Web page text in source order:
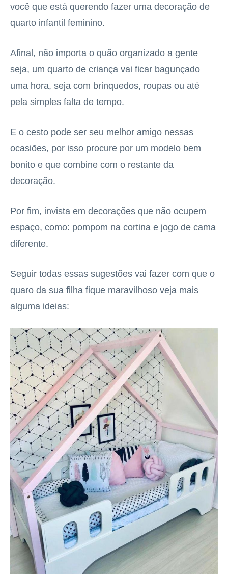
você que está querendo fazer uma decoração de
quarto infantil feminino.
Afinal, não importa o quão organizado a gente
seja, um quarto de criança vai ficar bagunçado
uma hora, seja com brinquedos, roupas ou até
pela simples falta de tempo.
E o cesto pode ser seu melhor amigo nessas
ocasiões, por isso procure por um modelo bem
bonito e que combine com o restante da
decoração.
Por fim, invista em decorações que não ocupem
espaço, como: pompom na cortina e jogo de cama
diferente.
Seguir todas essas sugestões vai fazer com que o
quaro da sua filha fique maravilhoso veja mais
alguma ideias: